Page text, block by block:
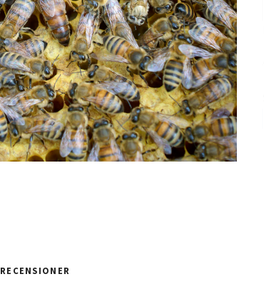
RECENSIONER